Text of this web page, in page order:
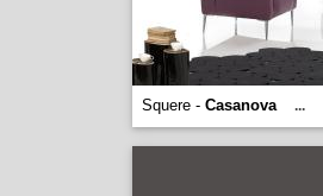
Squere - Casanova ...